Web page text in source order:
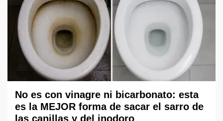
No es con vinagre ni bicarbonato: esta
es la MEJOR forma de sacar el sarro de
las canillas y del inodoro